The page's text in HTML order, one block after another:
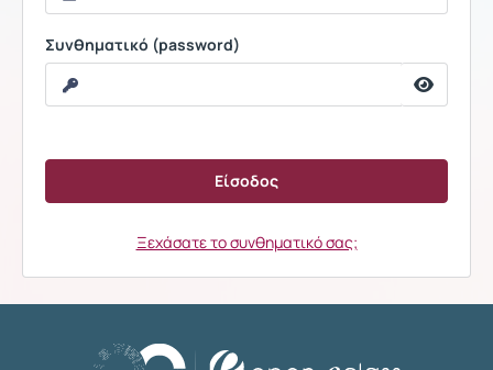
Συνθηματικό (password)
Ξεχάσατε το συνθηματικό σας;